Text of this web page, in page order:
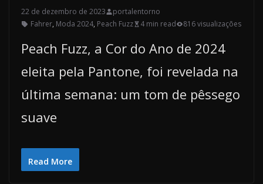
22 de dezembro de 2023
portalentorno
Fahrer, Moda 2024, Peach Fuzz 4 min read 816 visualizações
Peach Fuzz, a Cor do Ano de 2024
eleita pela Pantone, foi revelada na
última semana: um tom de pêssego
suave
Read More